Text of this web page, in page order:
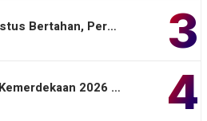
3
Bertahan, Per…
4
2026 …